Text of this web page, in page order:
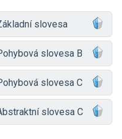
slovesa
slovesa B
slovesa C
slovesa C